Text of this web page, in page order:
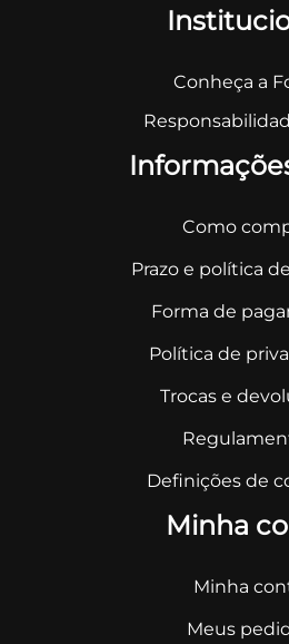
Conheça a
Como
Prazo e política
Forma de
Política de
Trocas e
Definições de
Minha
Minha
Meus